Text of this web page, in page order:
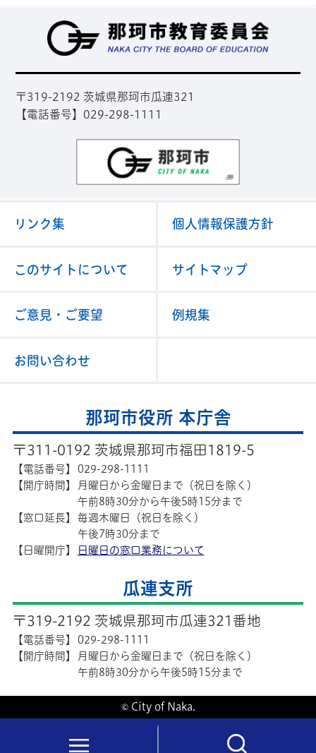
〒319-2192 茨城県那珂市瓜連321
【電話番号】029-298-1111
リンク集 個人情報保護方針
このサイトについて サイトマップ
ご意見・ご要望 例規集
お問い合わせ
那珂市役所 本庁舎
〒311-0192 茨城県那珂市福田1819-5
【電話番号】
029-298-1111
【開庁時間】
月曜日から金曜日まで（祝日を除く）
午前8時30分から午後5時15分まで
【窓口延長】
毎週木曜日（祝日を除く）
午後7時30分まで
【日曜開庁】
日曜日の窓口業務について
瓜連支所
〒319-2192 茨城県那珂市瓜連321番地
【電話番号】
029-298-1111
【開庁時間】
月曜日から金曜日まで（祝日を除く）
午前8時30分から午後5時15分まで
© City of Naka.